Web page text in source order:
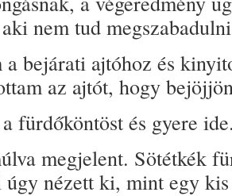
nem tud
a bejárati ajtóhoz és
az ajtót, hogy
fürdőköntöst és gyere
megjelent. Sötétkék
úgy nézett ki, mint egy